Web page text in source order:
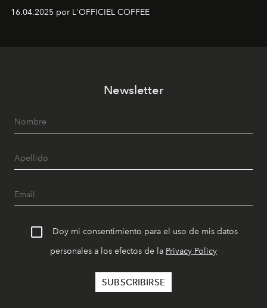
16.04.2025 por L'OFFICIEL COFFEE
Newsletter
Doy mi consentimiento para el uso de mis datos
personales a los efectos de la Privacy Policy